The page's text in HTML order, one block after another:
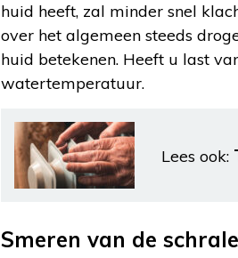
huid heeft, zal minder snel
over het algemeen steeds
huid betekenen. Heeft u last
watertemperatuur.
Lees ook:
Smeren van de